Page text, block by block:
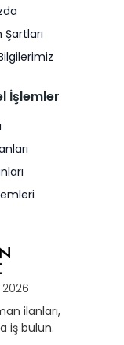
2026
ilanları,
iş bulun.
Şartları
İşlemler